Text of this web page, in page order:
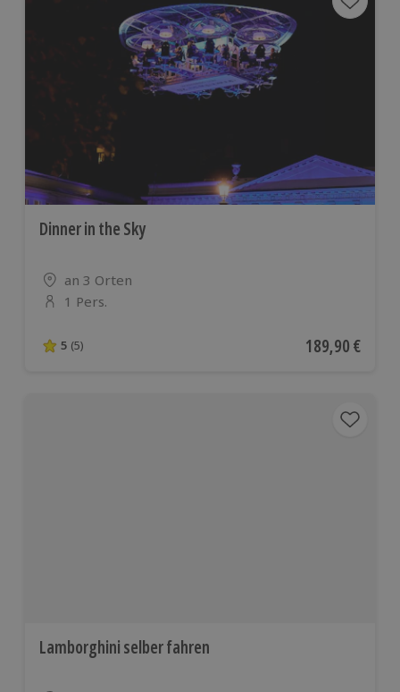
Dinner in the Sky
Standort
an 3 Orten
Anzahl der Teilnehmer
1 Pers.
5 von 5 Sternen basierend auf 5 Bewertungen
5 (5) Aktueller Preis
189,90 €
Lamborghini selber fahren